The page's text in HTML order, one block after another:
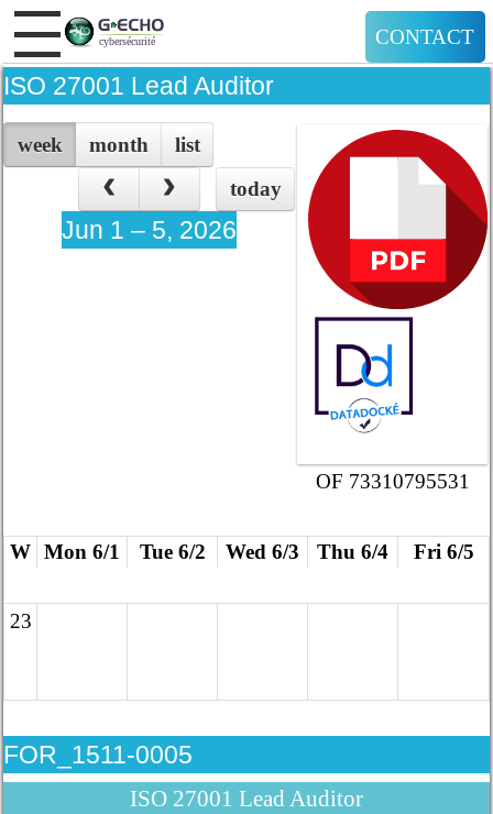
CONTACT
ISO 27001 Lead Auditor
OF 73310795531
week month
list
today
Jun 1 – 5, 2026
W Mon 6/1 Tue 6/2 Wed 6/3 Thu 6/4 Fri 6/5
23
FOR_1511-0005
ISO 27001 Lead Auditor